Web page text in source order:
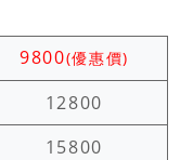
9800(優惠價)
12800
15800